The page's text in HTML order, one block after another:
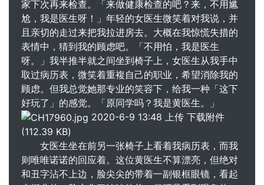
家下次再来检查。「来做健康检查的吧？来，不用尴
尬，我是医生呀！」年轻的女医生微笑着对我说，并
且亲切的走过来把我拉进房去。大概在我惊慌失措的
表情中，猜到我的顾虑吧。「不用怕，我是医生
呀。」我半推半就之间坐到椅子上，女医生从我手中
取过病历表，微笑着重複自己的职业，希望消除我的
顾虑。但我总觉她那专业的笑容下，给我一种「这下
好玩了」的感觉。「原同学吗？我是黄医生。」
2020-6-9 13:48 上传 下载附件
(112.39 KB)
女医生坐在前另一张椅子上看着我病历表，而我
则唯唯诺诺的回应着。这位黄医生不算漂亮，但绝对
和丑字沾不上边，脸尖尖的带着一副银框眼镜，看起